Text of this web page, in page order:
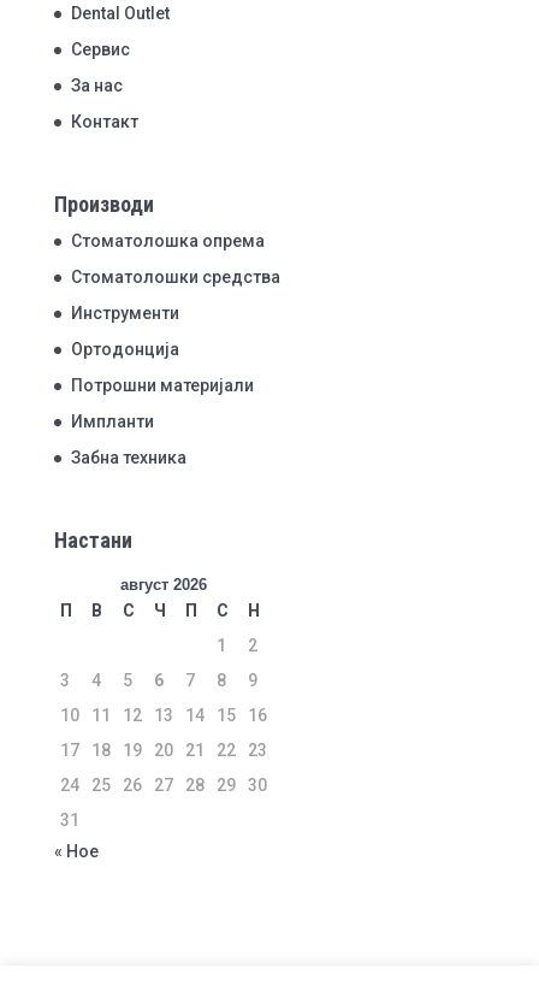
Dental Outlet
Сервис
За нас
Контакт
Производи
Стоматолошка опрема
Стоматолошки средства
Инструменти
Ортодонција
Потрошни материјали
Импланти
Забна техника
Настани
август 2026
П В С Ч П С
Н
1
2
3
4 5 6 7 8
9
10
11 12 13 14 15
16
17
18 19 20 21 22
23
24
25 26 27 28 29
30
31
« Ное